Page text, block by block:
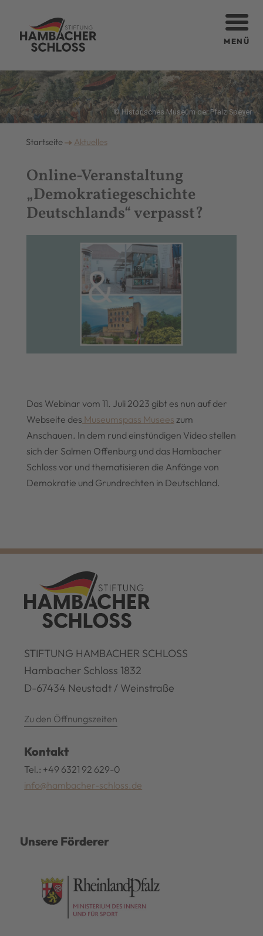
© Historisches Museum der Pfalz Speyer
Startseite Aktuelles
Online-Veranstaltung
„Demokratiegeschichte
Deutschlands“ verpasst?
Das Webinar vom 11. Juli 2023 gibt es nun auf der
Webseite des Museumspass Musees zum
Anschauen. In dem rund einstündigen Video stellen
sich der Salmen Offenburg und das Hambacher
Schloss vor und thematisieren die Anfänge von
Demokratie und Grundrechten in Deutschland.
STIFTUNG HAMBACHER SCHLOSS
Hambacher Schloss 1832
D-67434 Neustadt / Weinstraße
Zu den Öffnungszeiten
Kontakt
Tel.: +49 6321 92 629-0
info@hambacher-schloss.de
Unsere Förderer
MENÜ